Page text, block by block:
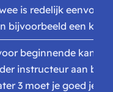
is redelijk
bijvoorbeeld een
beginnende
instructeur aan
3 moet je goed je